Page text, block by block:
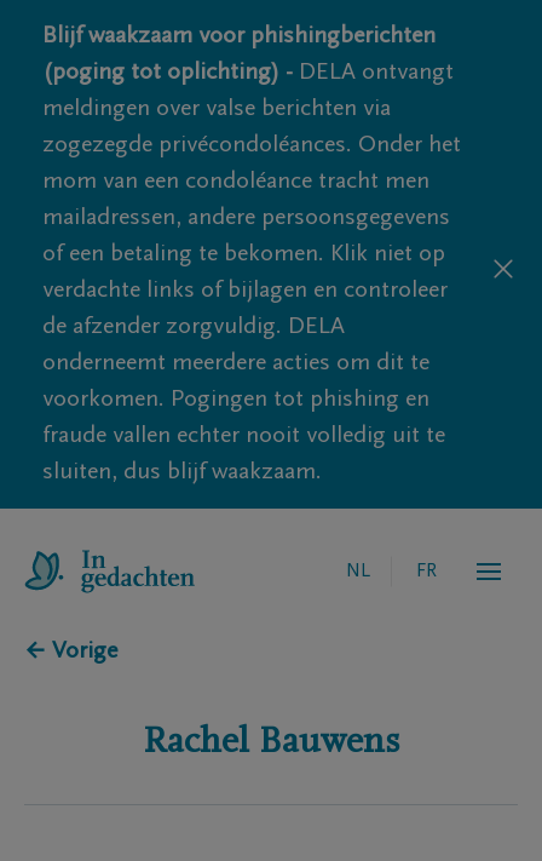
Blijf waakzaam voor phishingberichten
(poging tot oplichting) - DELA ontvangt
meldingen over valse berichten via
zogezegde privécondoléances. Onder het
mom van een condoléance tracht men
mailadressen, andere persoonsgegevens
of een betaling te bekomen. Klik niet op
verdachte links of bijlagen en controleer
de afzender zorgvuldig. DELA
onderneemt meerdere acties om dit te
voorkomen. Pogingen tot phishing en
fraude vallen echter nooit volledig uit te
sluiten, dus blijf waakzaam.
NL FR
← Vorige
Rachel Bauwens